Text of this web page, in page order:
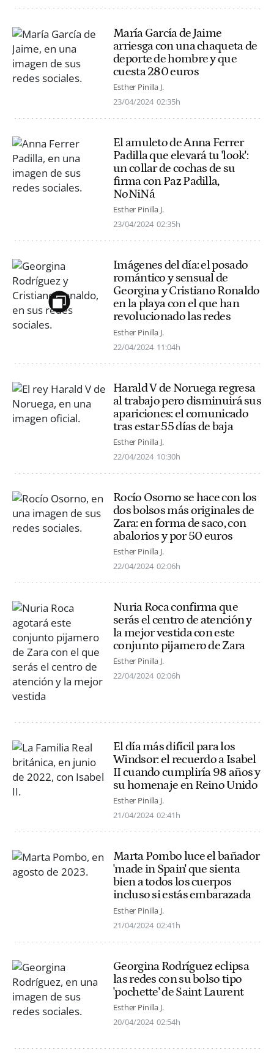
María García de Jaime
arriesga con una chaqueta de
deporte de hombre y que
cuesta 280 euros
Esther Pinilla J.
23/04/2024 02:35h
El amuleto de Anna Ferrer
Padilla que elevará tu 'look':
un collar de cochas de su
firma con Paz Padilla,
NoNiNá
Esther Pinilla J.
23/04/2024 02:35h
Imágenes del día: el posado
romántico y sensual de
Georgina y Cristiano Ronaldo
en la playa con el que han
revolucionado las redes
Esther Pinilla J.
22/04/2024 11:04h
Harald V de Noruega regresa
al trabajo pero disminuirá sus
apariciones: el comunicado
tras estar 55 días de baja
Esther Pinilla J.
22/04/2024 10:30h
Rocío Osorno se hace con los
dos bolsos más originales de
Zara: en forma de saco, con
abalorios y por 50 euros
Esther Pinilla J.
22/04/2024 02:06h
Nuria Roca confirma que
serás el centro de atención y
la mejor vestida con este
conjunto pijamero de Zara
Esther Pinilla J.
22/04/2024 02:06h
El día más difícil para los
Windsor: el recuerdo a Isabel
II cuando cumpliría 98 años y
su homenaje en Reino Unido
Esther Pinilla J.
21/04/2024 02:41h
Marta Pombo luce el bañador
'made in Spain' que sienta
bien a todos los cuerpos
incluso si estás embarazada
Esther Pinilla J.
21/04/2024 02:41h
Georgina Rodríguez eclipsa
las redes con su bolso tipo
'pochette' de Saint Laurent
Esther Pinilla J.
20/04/2024 02:54h